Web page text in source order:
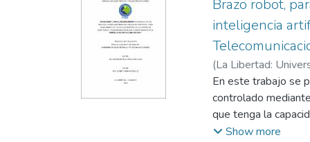
migración hacia la
comunicaciones
En el capítulo 3 se
transmisión y
El capítulo 4
En el capítulo 5 se
estándares
velocidades
Brazo robot,
inteligencia
(La Libertad:
Sendey
En este trabajo se
controlado
que tenga la
verde y azul,
Show more